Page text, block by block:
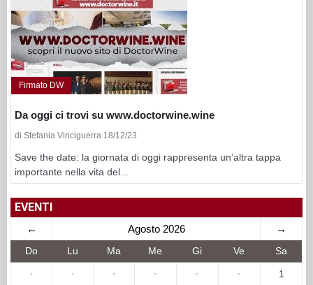
Firmato DW
Da oggi ci trovi su www.doctorwine.wine
di Stefania Vinciguerra 18/12/23
Save the date: la giornata di oggi rappresenta un’altra tappa
importante nella vita del...
EVENTI
← Agosto 2026 →
Do Lu Ma Me Gi Ve Sa
· · · · · · 1